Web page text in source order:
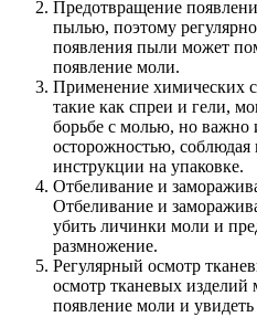
Предотвращение
пылью, поэтому
появления пыли может
появление моли.
Применение химических
такие как спреи и гели,
борьбе с молью, но важно
осторожностью, соблюдая
инструкции на упаковке.
Отбеливание и
Отбеливание и
убить личинки моли и
размножение.
Регулярный осмотр
осмотр тканевых изделий
появление моли и